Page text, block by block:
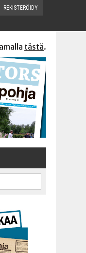
REKIS­TE­RÖI­DY
tästä.